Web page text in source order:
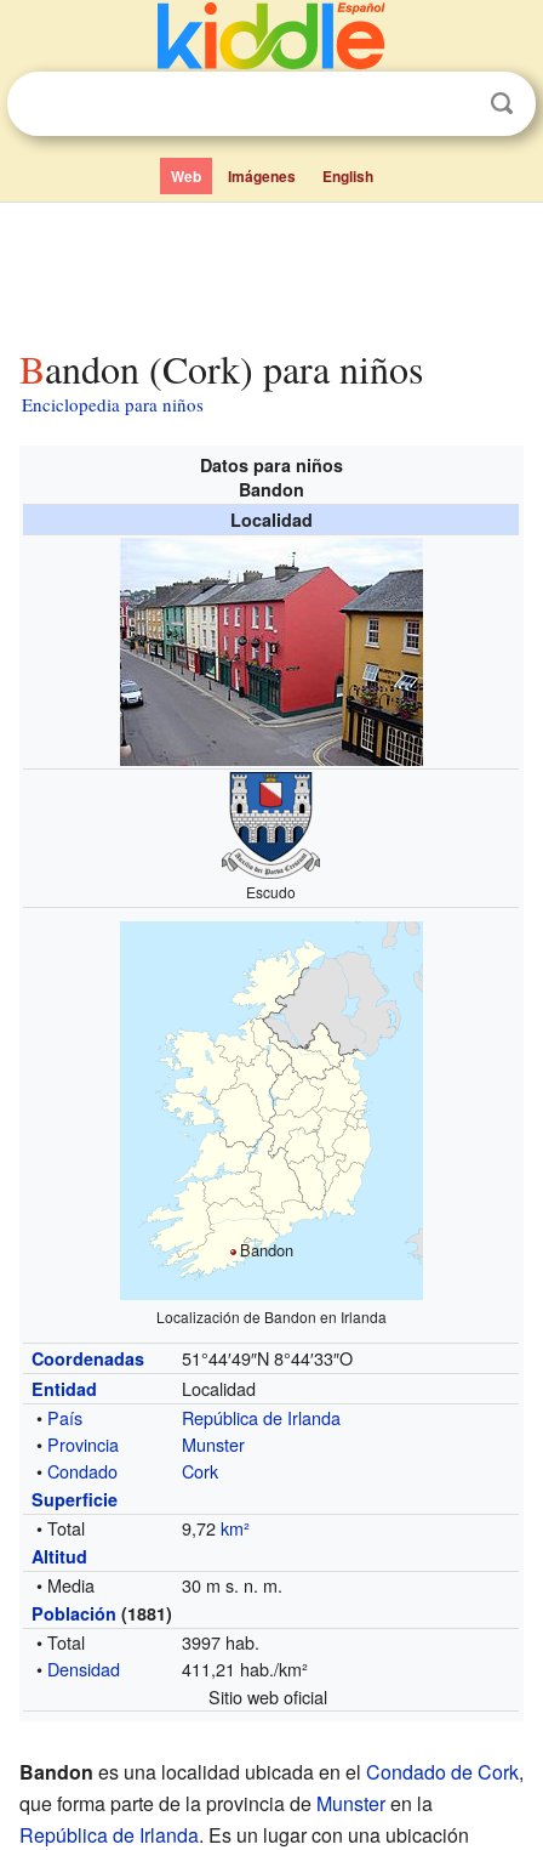
Web Imágenes English
Bandon (Cork) para niños
Enciclopedia para niños
Datos para niños
Bandon
Localidad
Escudo
Bandon
Localización de Bandon en Irlanda
Coordenadas 51°44′49″N 8°44′33″O
Entidad
Localidad
• País
República de Irlanda
• Provincia
Munster
•Condado Cork
Superficie
• Total 9,72km²
Altitud
• Media 30 m s. n. m.
Población (1881)
• Total
3997 hab.
• Densidad
411,21 hab./km²
Sitio web oficial
Bandon es una localidad ubicada en el Condado de Cork,
que forma parte de la provincia de Munsteren la
República de Irlanda. Es un lugar con una ubicación